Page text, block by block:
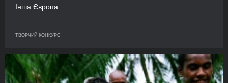
Інша Європа
ТВОРЧИЙ КОНКУРС